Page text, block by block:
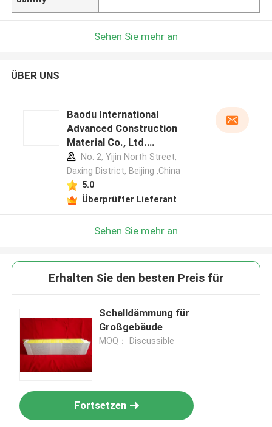
Sehen Sie mehr an
ÜBER UNS
Baodu International
Advanced Construction
Material Co., Ltd.
Herstellerprofil
No. 2, Yijin North Street,
Daxing District, Beijing ,China
5.0
Überprüfter Lieferant
Sehen Sie mehr an
Erhalten Sie den besten Preis für
Schalldämmung für
Großgebäude
MOQ： Discussible
Fortsetzen